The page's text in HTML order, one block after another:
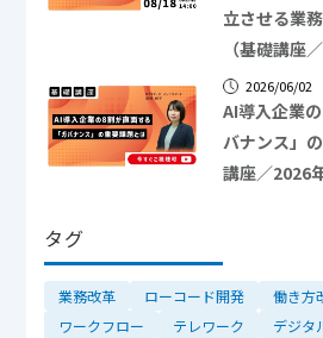
立させる業
（基礎講座
2026/06/02
AI導入企業
バナンス」
講座／2026
タグ
業務改革 ローコード開発 働き方
ワークフロー
テレワーク
デジタ